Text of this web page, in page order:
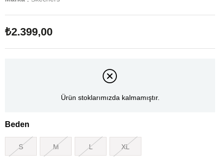
₺2.399,00
Ürün stoklarımızda kalmamıştır.
Beden
S M L XL